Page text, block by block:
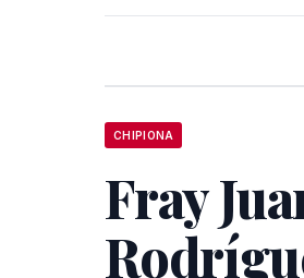
CHIPIONA
Fray